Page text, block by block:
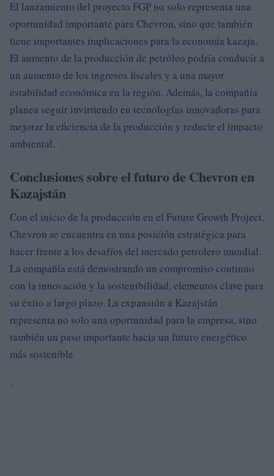
El lanzamiento del proyecto FGP no solo representa una
oportunidad importante para Chevron, sino que también
tiene importantes implicaciones para la economía kazaja.
El aumento de la producción de petróleo podría conducir a
un aumento de los ingresos fiscales y a una mayor
estabilidad económica en la región. Además, la compañía
planea seguir invirtiendo en tecnologías innovadoras para
mejorar la eficiencia de la producción y reducir el impacto
ambiental.
Conclusiones sobre el futuro de Chevron en
Kazajstán
Con el inicio de la producción en el Future Growth Project,
Chevron se encuentra en una posición estratégica para
hacer frente a los desafíos del mercado petrolero mundial.
La compañía está demostrando un compromiso continuo
con la innovación y la sostenibilidad, elementos clave para
su éxito a largo plazo. La expansión a Kazajstán
representa no solo una oportunidad para la empresa, sino
también un paso importante hacia un futuro energético
más sostenible
.